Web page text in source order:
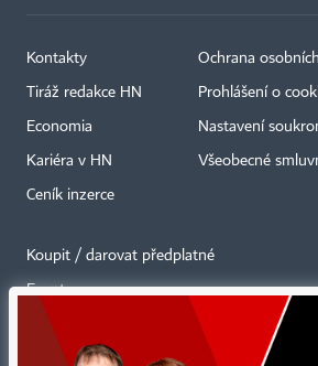
Kontakty
Tiráž redakce HN
Economia
Kariéra v HN
Ceník inzerce
Ochrana
Prohlášení o
Nastavení
Všeobecné
Koupit / darovat předplatné
Eventy
Newslettery
RSS kanály